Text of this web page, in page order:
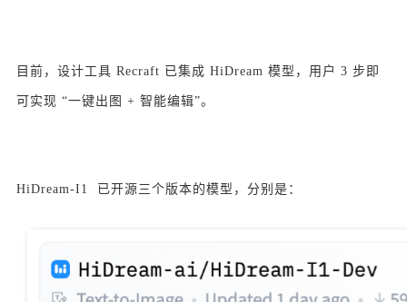
目前，设计工具 Recraft 已集成 HiDream 模型，用户 3 步即
可实现 “一键出图 + 智能编辑”。
HiDream-I1 已开源三个版本的模型，分别是：